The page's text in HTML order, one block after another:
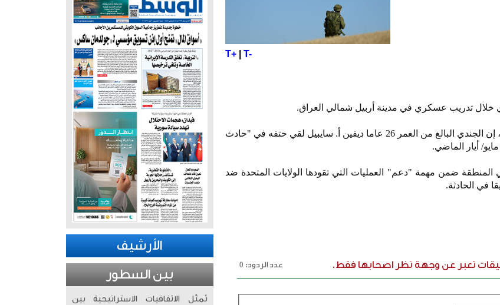
T+| T-
خلال تدريب عسكري في مدينة أربيل شمالي العراق.
وقالت الوزارة في بيان أصدرته، الخميس، إن الجندي البالغ من العمر 26 عاما ديفين أ. سايبيل لقي حتفه في "حادث
ضمن مهمة "دعم" العمليات التي تقودها الولايات المتحدة ضد
في الحادثة.
تعبر عن وجهة نظر اصحابها فقط.
عدد الردود: 0
الأرشيف
بين السطور
تُمثّل الاتفاقيات الاستراتيجية بين